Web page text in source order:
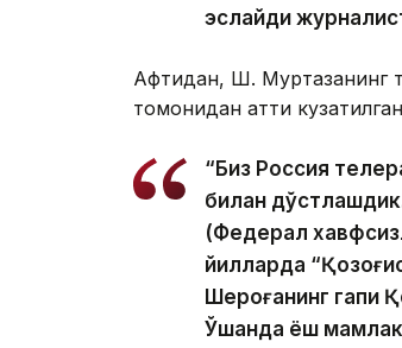
эслайди
Афтидан, Ш. Муртазанинг
томонидан қаттиқ
“Биз Россия
билан
(Федерал
йилларда
Шероғанинг гапи
Ўшанда ёш